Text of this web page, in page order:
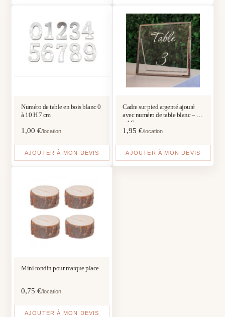
Numéro de table en bois blanc 0
à 10 H 7 cm
1,00€/location
AJOUTER À MON DEVIS
Cadre sur pied argenté ajouré
avec numéro de table blanc – 16
x 16 cm
1,95 €/location
AJOUTER À MON DEVIS
Mini rondin pour marque place
0,75€/location
AJOUTER À MON DEVIS